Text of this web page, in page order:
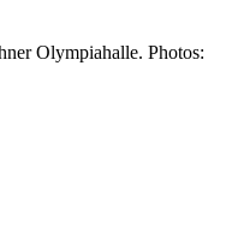
Olympiahalle. Photos: